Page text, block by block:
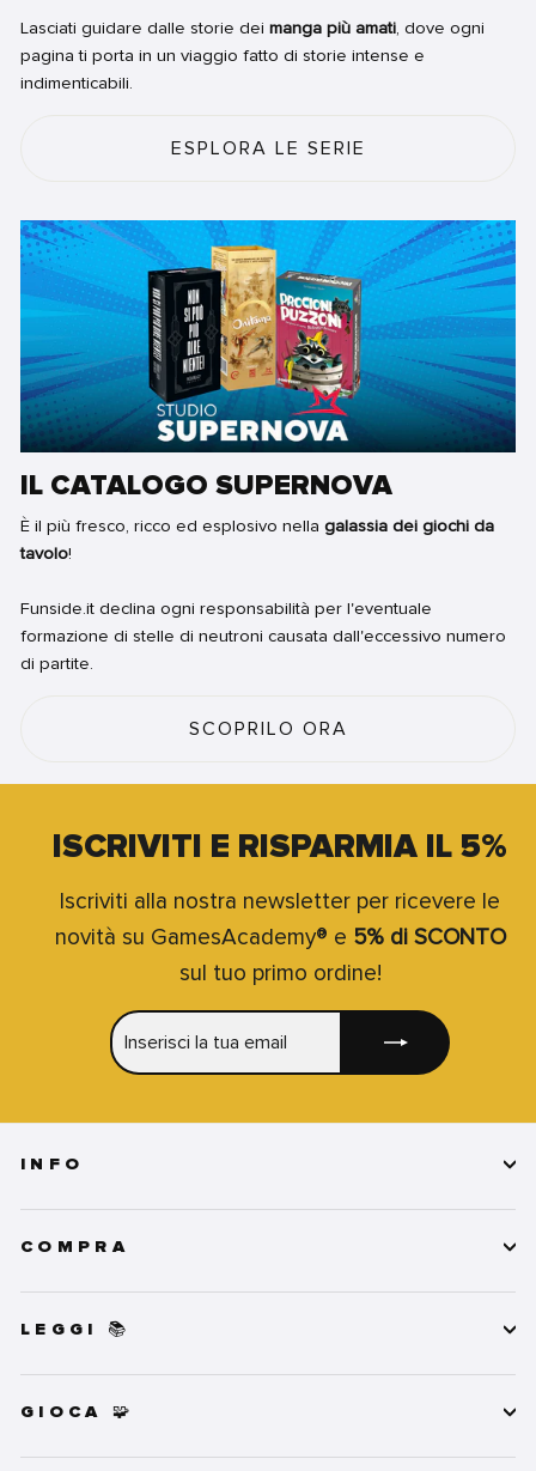
Lasciati guidare dalle storie dei manga più amati, dove ogni
pagina ti porta in un viaggio fatto di storie intense e
indimenticabili.
ESPLORA LE SERIE
IL CATALOGO SUPERNOVA
È il più fresco, ricco ed esplosivo nella galassia dei giochi da
tavolo!
Funside.it declina ogni responsabilità per l'eventuale
formazione di stelle di neutroni causata dall'eccessivo numero
di partite.
SCOPRILO ORA
ISCRIVITI E RISPARMIA IL 5%
Iscriviti alla nostra newsletter per ricevere le
novità su GamesAcademy® e 5% di SCONTO
sul tuo primo ordine!
LA
INFO
COMPRA
LEGGI 📚
GIOCA 🧩